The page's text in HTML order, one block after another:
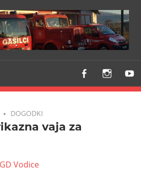
VODICE
DOGODKI
vaja za
Vodice